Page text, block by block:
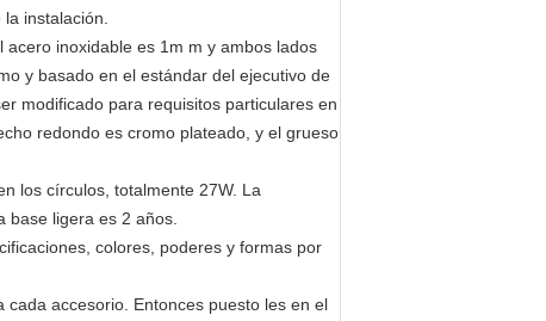
instalación.
inoxidable es 1m m y ambos lados
y basado en el estándar del ejecutivo de
modificado para requisitos particulares en
redondo es cromo plateado, y el grueso
los círculos, totalmente 27W. La
ligera es 2 años.
colores, poderes y formas por
accesorio. Entonces puesto les en el